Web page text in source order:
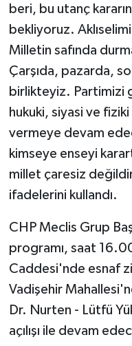
beri, bu utanç
bekliyoruz.
Milletin safında
Çarşıda, pazarda,
birlikteyiz. Partimizi
hukuki, siyasi ve
vermeye devam
kimseye enseyi
millet çaresiz
ifadelerini kullandı.
CHP Meclis Grup
programı, saat
Caddesi'nde esnaf
Vadişehir
Dr. Nurten - Lütfü
açılışı ile devam